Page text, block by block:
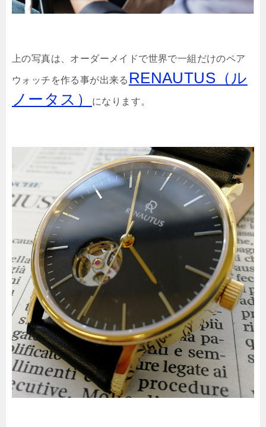
上の写真は、オーダーメイドで世界で一組だけのペア
ウォッチを作る事が出来る RENAUTUS（ル
ノータス）
になります。